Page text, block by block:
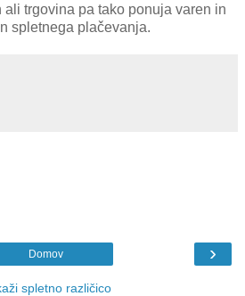
ali trgovina pa tako ponuja varen in
spletnega plačevanja.
›
Domov
spletno različico